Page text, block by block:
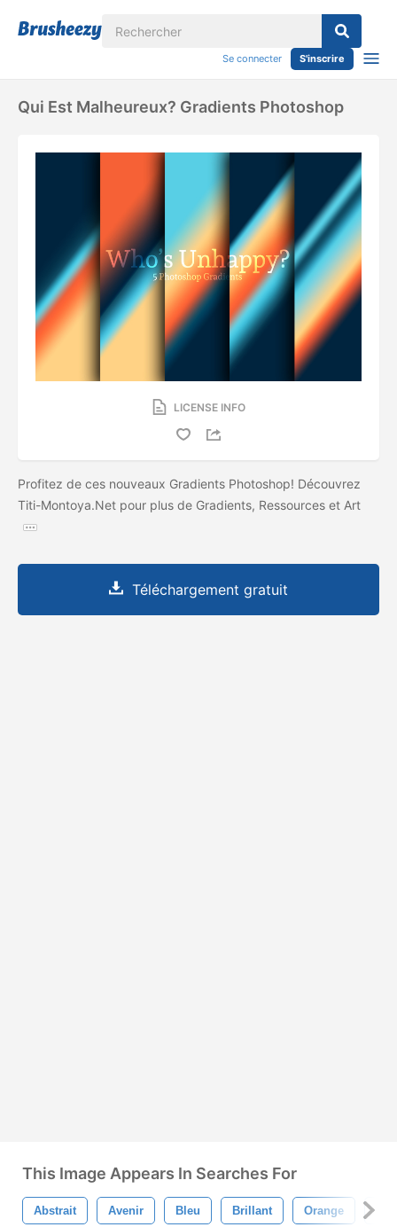
Se connecter S'inscrire
Qui Est Malheureux? Gradients Photoshop
LICENSE INFO
Profitez de ces nouveaux Gradients Photoshop! Découvrez
Titi-Montoya.Net pour plus de Gradients, Ressources et Art
Téléchargement gratuit
This Image Appears In Searches For
Abstrait Avenir Bleu Brillant Orange